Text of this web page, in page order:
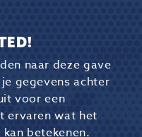
naar deze gave
gegevens achter
voor een
ervaren wat het
betekenen.